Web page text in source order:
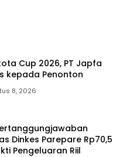
Cup 2026, PT Japfa
kepada Penonton
8, 2026
Dinkes Parepare Rp70,5
Pengeluaran Riil